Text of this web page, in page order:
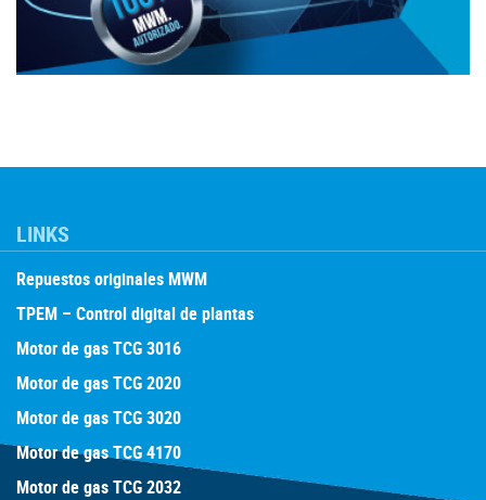
LINKS
Repuestos originales MWM
TPEM – Control digital de plantas
Motor de gas TCG 3016
Motor de gas TCG 2020
Motor de gas TCG 3020
Motor de gas TCG 4170
Motor de gas TCG 2032